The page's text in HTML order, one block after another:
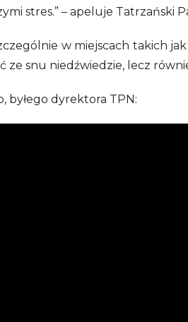
stres.” – apeluje Tatrzański
w miejscach takich
ze snu niedźwiedzie, lecz
byłego dyrektora TPN: